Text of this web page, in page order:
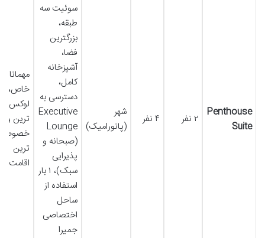
Penthouse
Suite
۲ نفر ۴ نفر
شهر
(پانورامیک)
سوئیت سه
طبقه،
بزرگترین
فضا،
آشپزخانه
کامل،
دسترسی به
Executive
Lounge
(صبحانه و
پذیرایی
سبک)، ۱ بار
استفاده از
ساحل
اختصاصی
جمیرا
مهمانان
خاص،
لوکس
ترین و
ترین
اقامت